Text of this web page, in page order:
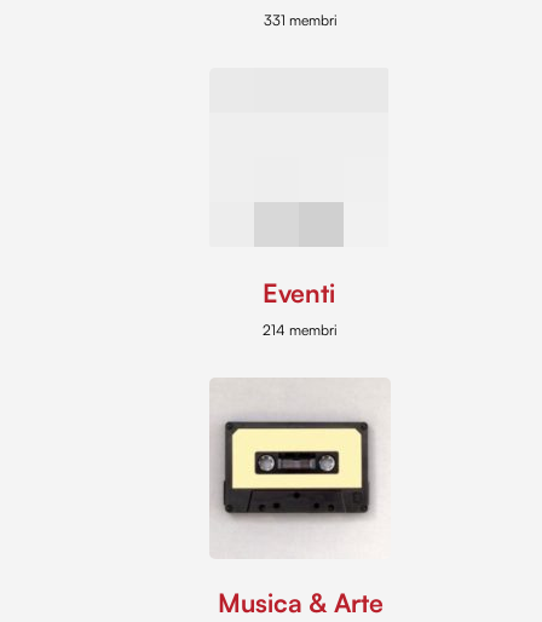
331 membri
Eventi
214 membri
Musica & Arte